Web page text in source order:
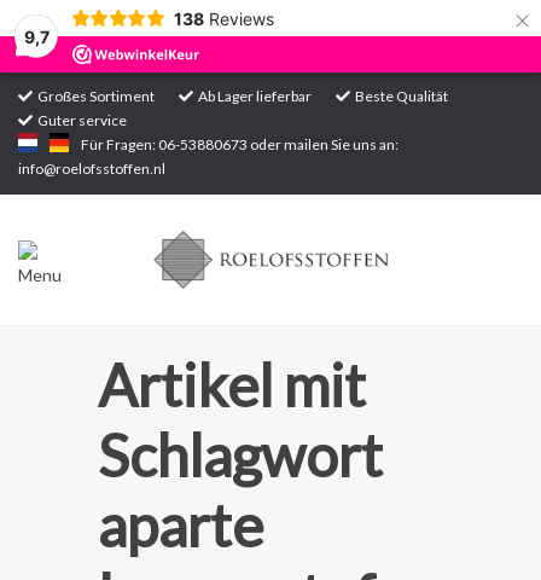
9,7
138 Reviews ×
Großes Sortiment Ab Lager lieferbar
Beste Qualität
Guter service
Für Fragen: 06-53880673 oder mailen Sie uns an:
info@roelofsstoffen.nl
Startseite
Sortiment
Artikel mit
Schlagwort
aparte